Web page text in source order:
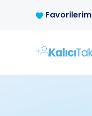
Favorilerim